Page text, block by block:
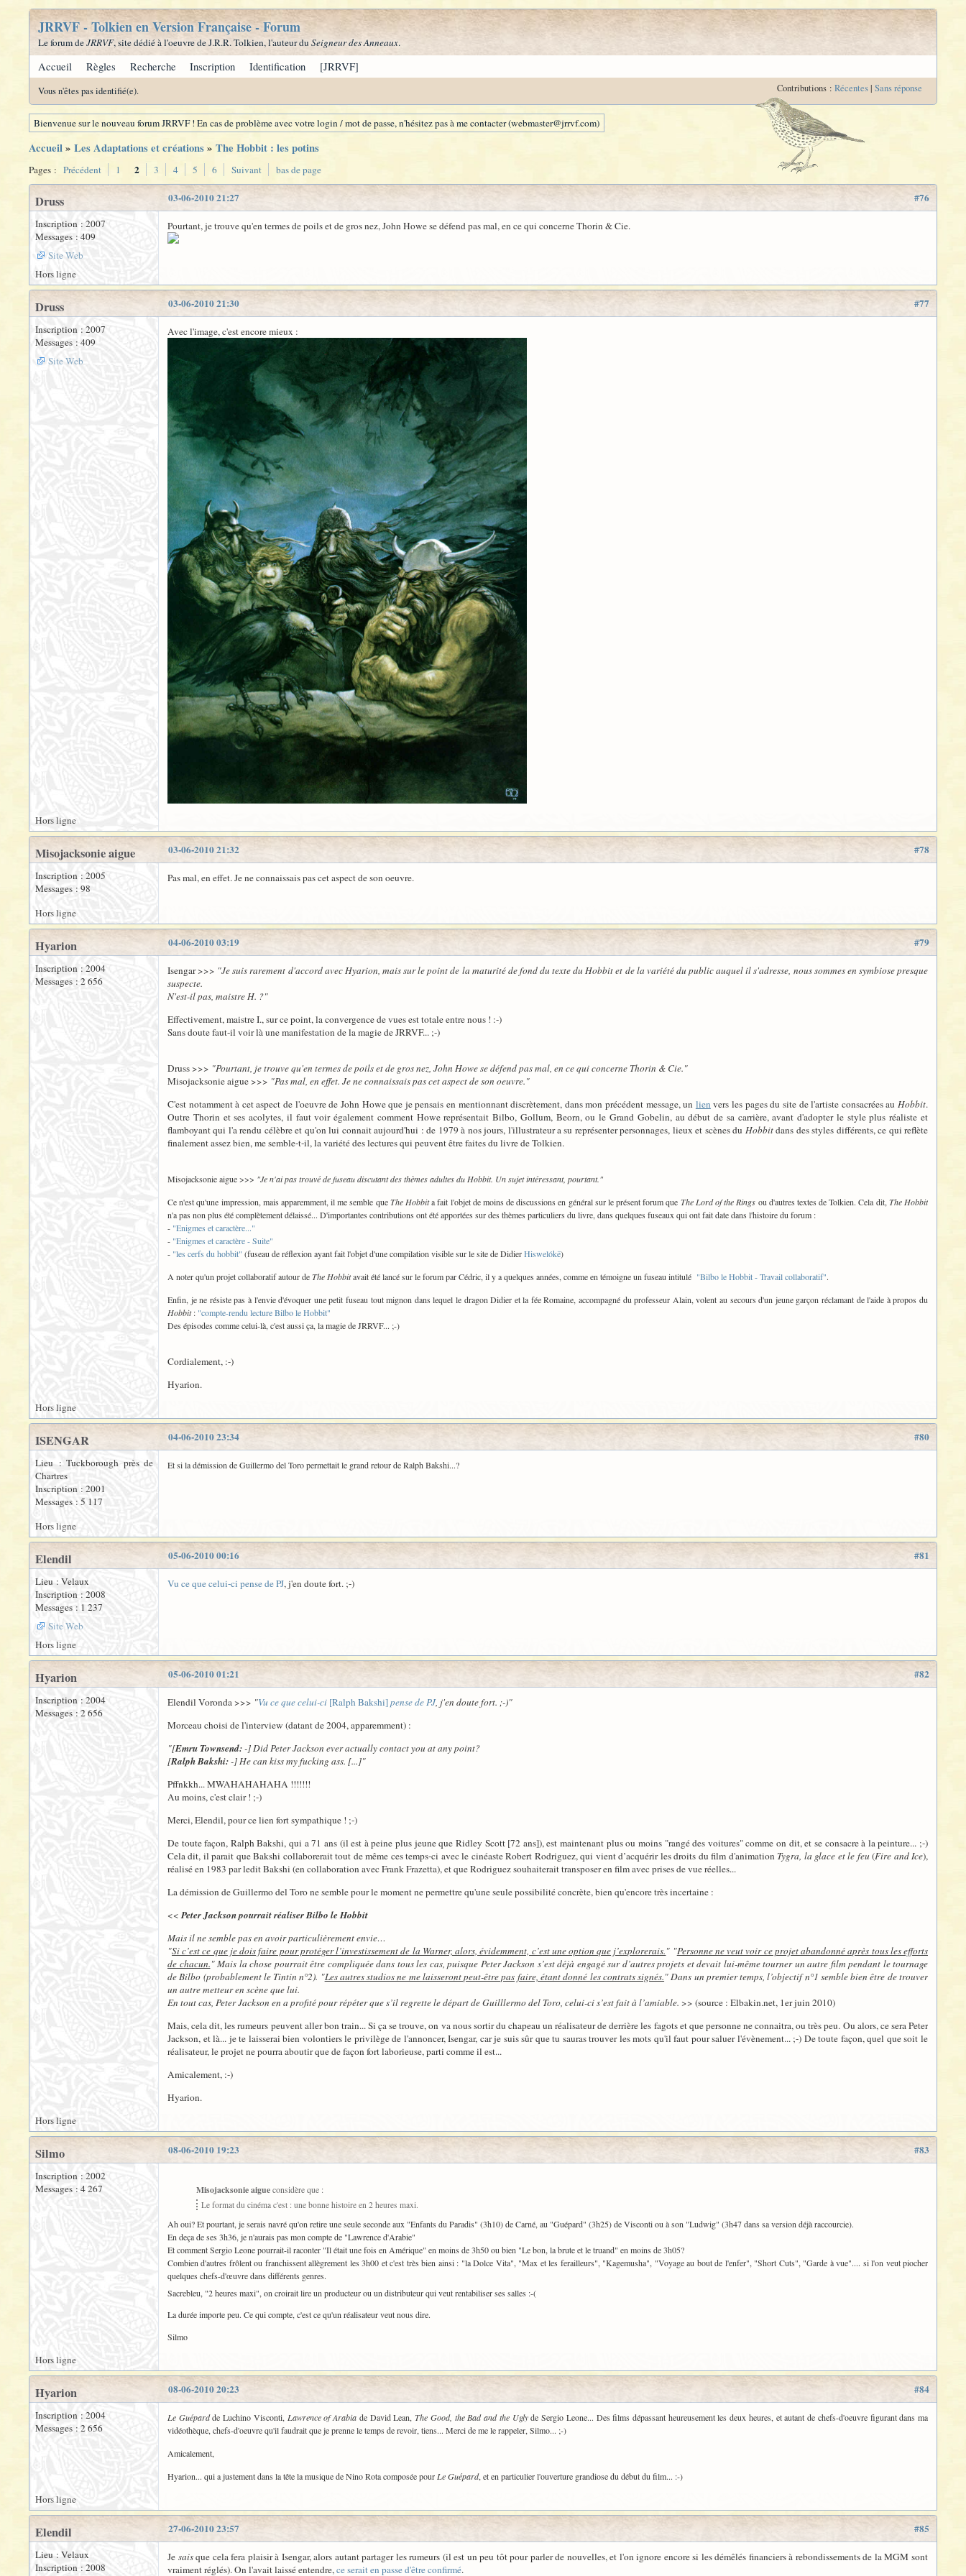
JRRVF - Tolkien en Version Française - Forum
Le forum deJRRVF, site dédié à l'oeuvre de J.R.R. Tolkien, l'auteur du Seigneur des Anneaux.
Accueil Règles Recherche Inscription Identification [JRRVF]
Vous n'êtes pas identifié(e). Contributions : Récentes| Sans réponse
Bienvenue sur le nouveau forum JRRVF ! En cas de problème avec votre login / mot de passe, n'hésitez pas à me contacter (webmaster@jrrvf.com)
Accueil» Les Adaptations et créations» The Hobbit : les potins
Pages : Précédent 1 2 3 4 5 6 Suivant bas de page
#76
03-06-2010 21:27
Druss
Inscription : 2007
Messages : 409
Site Web
Pourtant, je trouve qu'en termes de poils et de gros nez, John Howe se défend pas mal, en ce qui concerne Thorin & Cie.
Hors ligne
#77
03-06-2010 21:30
Druss
Inscription : 2007
Messages : 409
Site Web
Avec l'image, c'est encore mieux :
Hors ligne
#78
03-06-2010 21:32
Misojacksonie aigue
Inscription : 2005
Messages : 98
Pas mal, en effet. Je ne connaissais pas cet aspect de son oeuvre.
Hors ligne
#79
04-06-2010 03:19
Hyarion
Inscription : 2004
Messages : 2 656
Isengar >>> "Je suis rarement d'accord avec Hyarion, mais sur le point de la maturité de fond du texte du Hobbit et de la variété du public auquel il s'adresse, nous sommes en symbiose presque
suspecte.
N'est-il pas, maistre H. ?"
Effectivement, maistre I., sur ce point, la convergence de vues est totale entre nous ! :-)
Sans doute faut-il voir là une manifestation de la magie de JRRVF... ;-)
Druss >>> "Pourtant, je trouve qu'en termes de poils et de gros nez, John Howe se défend pas mal, en ce qui concerne Thorin & Cie."
Misojacksonie aigue >>> "Pas mal, en effet. Je ne connaissais pas cet aspect de son oeuvre."
C'est notamment à cet aspect de l'oeuvre de John Howe que je pensais en mentionnant discrètement, dans mon précédent message, un lien vers les pages du site de l'artiste consacrées auHobbit.
Outre Thorin et ses acolytes, il faut voir également comment Howe représentait Bilbo, Gollum, Beorn, ou le Grand Gobelin, au début de sa carrière, avant d'adopter le style plus réaliste et
flamboyant qui l'a rendu célèbre et qu'on lui connait aujourd'hui : de 1979 à nos jours, l'illustrateur a su représenter personnages, lieux et scènes du Hobbitdans des styles différents, ce qui reflète
finalement assez bien, me semble-t-il, la variété des lectures qui peuvent être faites du livre de Tolkien.
Misojacksonie aigue >>> "Je n'ai pas trouvé de fuseau discutant des thèmes adultes du Hobbit. Un sujet intéressant, pourtant."
Ce n'est qu'une impression, mais apparemment, il me semble queThe Hobbita fait l'objet de moins de discussions en général sur le présent forum que The Lord of the Rings ou d'autres textes de Tolkien. Cela dit, The Hobbit
n'a pas non plus été complètement délaissé... D'importantes contributions ont été apportées sur des thèmes particuliers du livre, dans quelques fuseaux qui ont fait date dans l'histoire du forum :
- "Enigmes et caractère..."
- "Enigmes et caractère - Suite"
- "les cerfs du hobbit" (fuseau de réflexion ayant fait l'objet d'une compilation visible sur le site de DidierHiswelókë)
A noter qu'un projet collaboratif autour deThe Hobbitavait été lancé sur le forum par Cédric, il y a quelques années, comme en témoigne un fuseau intitulé "Bilbo le Hobbit - Travail collaboratif".
Enfin, je ne résiste pas à l'envie d'évoquer une petit fuseau tout mignon dans lequel le dragon Didier et la fée Romaine, accompagné du professeur Alain, volent au secours d'un jeune garçon réclamant de l'aide à propos du
Hobbit: "compte-rendu lecture Bilbo le Hobbit"
Des épisodes comme celui-là, c'est aussi ça, la magie de JRRVF... ;-)
Cordialement, :-)
Hyarion.
Hors ligne
#80
04-06-2010 23:34
ISENGAR
Lieu : Tuckborough près de
Chartres
Inscription : 2001
Messages : 5 117
Et si la démission de Guillermo del Toro permettait le grand retour de Ralph Bakshi...?
Hors ligne
#81
05-06-2010 00:16
Elendil
Lieu : Velaux
Inscription : 2008
Messages : 1 237
Site Web
Vu ce que celui-ci pense de PJ, j'en doute fort. ;-)
Hors ligne
#82
05-06-2010 01:21
Hyarion
Inscription : 2004
Messages : 2 656
Elendil Voronda >>> "Vu ce que celui-ci [Ralph Bakshi]pense de PJ, j'en doute fort. ;-)"
Morceau choisi de l'interview (datant de 2004, apparemment) :
"[Emru Townsend:-] Did Peter Jackson ever actually contact you at any point?
[Ralph Bakshi:-] He can kiss my fucking ass. [...]"
Pffnkkh... MWAHAHAHAHA !!!!!!!
Au moins, c'est clair ! ;-)
Merci, Elendil, pour ce lien fort sympathique ! ;-)
De toute façon, Ralph Bakshi, qui a 71 ans (il est à peine plus jeune que Ridley Scott [72 ans]), est maintenant plus ou moins "rangé des voitures" comme on dit, et se consacre à la peinture... ;-)
Cela dit, il parait que Bakshi collaborerait tout de même ces temps-ci avec le cinéaste Robert Rodriguez, qui vient d’acquérir les droits du film d'animation Tygra, la glace et le feu (Fire and Ice),
réalisé en 1983 par ledit Bakshi (en collaboration avec Frank Frazetta), et que Rodriguez souhaiterait transposer en film avec prises de vue réelles...
La démission de Guillermo del Toro ne semble pour le moment ne permettre qu'une seule possibilité concrète, bien qu'encore très incertaine :
<<Peter Jackson pourrait réaliser Bilbo le Hobbit
Mais il ne semble pas en avoir particulièrement envie…
"Si c’est ce que je dois faire pour protéger l’investissement de la Warner, alors, évidemment, c’est une option que j’explorerais." "Personne ne veut voir ce projet abandonné après tous les efforts
de chacun." Mais la chose pourrait être compliquée dans tous les cas, puisque Peter Jackson s’est déjà engagé sur d’autres projets et devait lui-même tourner un autre film pendant le tournage
de Bilbo (probablement le Tintin n°2). "Les autres studios ne me laisseront peut-être pas faire, étant donné les contrats signés." Dans un premier temps, l’objectif n°1 semble bien être de trouver
un autre metteur en scène que lui.
En tout cas, Peter Jackson en a profité pour répéter que s’il regrette le départ de Guilllermo del Toro, celui-ci s’est fait à l’amiable. >> (source : Elbakin.net, 1er juin 2010)
Mais, cela dit, les rumeurs peuvent aller bon train... Si ça se trouve, on va nous sortir du chapeau un réalisateur de derrière les fagots et que personne ne connaitra, ou très peu. Ou alors, ce sera Peter
Jackson, et là... je te laisserai bien volontiers le privilège de l'annoncer, Isengar, car je suis sûr que tu sauras trouver les mots qu'il faut pour saluer l'évènement... ;-) De toute façon, quel que soit le
réalisateur, le projet ne pourra aboutir que de façon fort laborieuse, parti comme il est...
Amicalement, :-)
Hyarion.
Hors ligne
#83
08-06-2010 19:23
Silmo
Inscription : 2002
Messages : 4 267
Misojacksonie aigueconsidère que :
Le format du cinéma c'est : une bonne histoire en 2 heures maxi.
Ah oui? Et pourtant, je serais navré qu'on retire une seule seconde aux "Enfants du Paradis" (3h10) de Carné, au "Guépard" (3h25) de Visconti ou à son "Ludwig" (3h47 dans sa version déjà raccourcie).
En deça de ses 3h36, je n'aurais pas mon compte de "Lawrence d'Arabie"
Et comment Sergio Leone pourrait-il raconter "Il était une fois en Amérique" en moins de 3h50 ou bien "Le bon, la brute et le truand" en moins de 3h05?
Combien d'autres frôlent ou franchissent allègrement les 3h00 et c'est très bien ainsi : "la Dolce Vita", "Max et les ferailleurs", "Kagemusha", "Voyage au bout de l'enfer", "Short Cuts", "Garde à vue".... si l'on veut piocher
quelques chefs-d'œuvre dans différents genres.
Sacrebleu, "2 heures maxi", on croirait lire un producteur ou un distributeur qui veut rentabiliser ses salles :-(
La durée importe peu. Ce qui compte, c'est ce qu'un réalisateur veut nous dire.
Silmo
Hors ligne
#84
08-06-2010 20:23
Hyarion
Inscription : 2004
Messages : 2 656
Le Guépardde Luchino Visconti, Lawrence of Arabia de David Lean,The Good, the Bad and the Uglyde Sergio Leone... Des films dépassant heureusement les deux heures, et autant de chefs-d'oeuvre figurant dans ma
vidéothèque, chefs-d'oeuvre qu'il faudrait que je prenne le temps de revoir, tiens... Merci de me le rappeler, Silmo... ;-)
Amicalement,
Hyarion... qui a justement dans la tête la musique de Nino Rota composée pour Le Guépard, et en particulier l'ouverture grandiose du début du film... :-)
Hors ligne
#85
27-06-2010 23:57
Elendil
Lieu : Velaux
Inscription : 2008
Je saisque cela fera plaisir à Isengar, alors autant partager les rumeurs (il est un peu tôt pour parler de nouvelles, et l'on ignore encore si les démêlés financiers à rebondissements de la MGM sont
vraiment réglés). On l'avait laissé entendre,ce serait en passe d'être confirmé.